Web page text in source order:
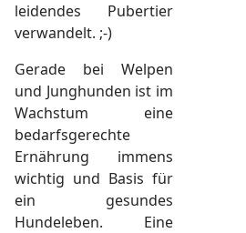
leidendes Pubertier
verwandelt. ;-)
Gerade bei Welpen
und Junghunden ist im
Wachstum eine
bedarfsgerechte
Ernährung immens
wichtig und Basis für
ein gesundes
Hundeleben. Eine